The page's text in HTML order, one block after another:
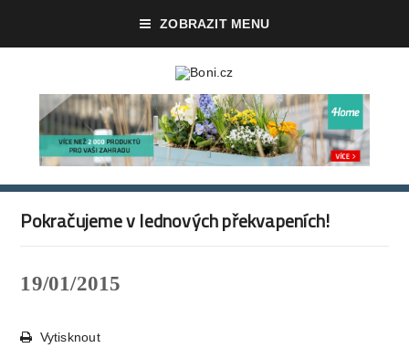
ZOBRAZIT MENU
Pokračujeme v lednových překvapeních!
19/01/2015
Vytisknout